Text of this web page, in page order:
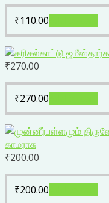
₹110.00
₹270.00
₹270.00
₹200.00
₹200.00